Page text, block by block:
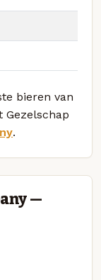
bieren van
Gezelschap
.
—